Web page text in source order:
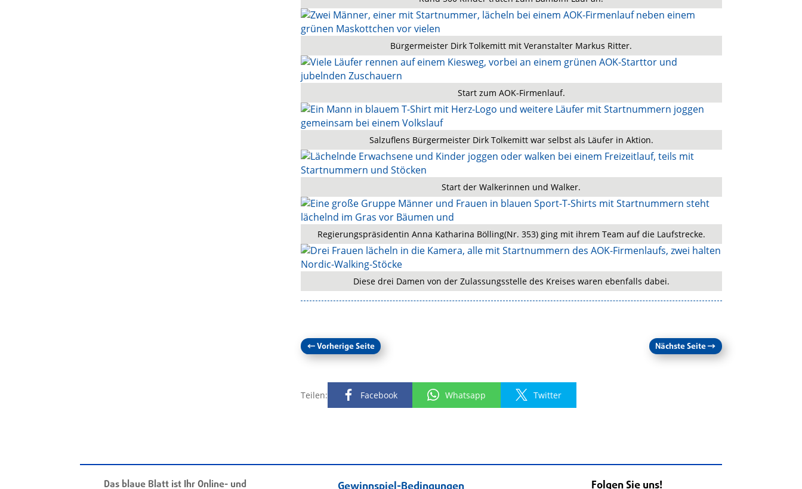
Bürgermeister Dirk Tolkemitt mit Veranstalter Markus Ritter.
Start zum AOK-Firmenlauf.
Salzuflens Bürgermeister Dirk Tolkemitt war selbst als Läufer in Aktion.
Start der Walkerinnen und Walker.
Regierungspräsidentin Anna Katharina Bölling(Nr. 353) ging mit ihrem Team auf die Laufstrecke.
Diese drei Damen von der Zulassungsstelle des Kreises waren ebenfalls dabei.
←Vorherige Seite Nächste Seite→
Teilen: Facebook Whatsapp Twitter
Das blaue Blatt ist Ihr Online- und